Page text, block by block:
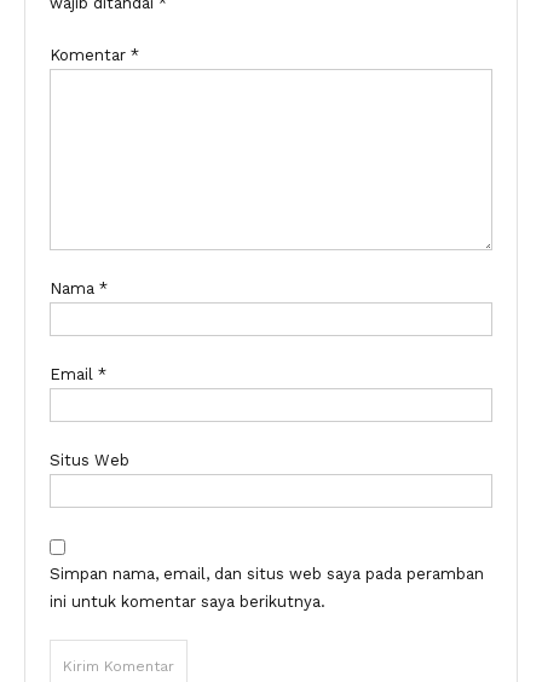
Komentar *
Nama *
Email *
Situs Web
Simpan nama, email, dan situs web saya pada peramban
ini untuk komentar saya berikutnya.